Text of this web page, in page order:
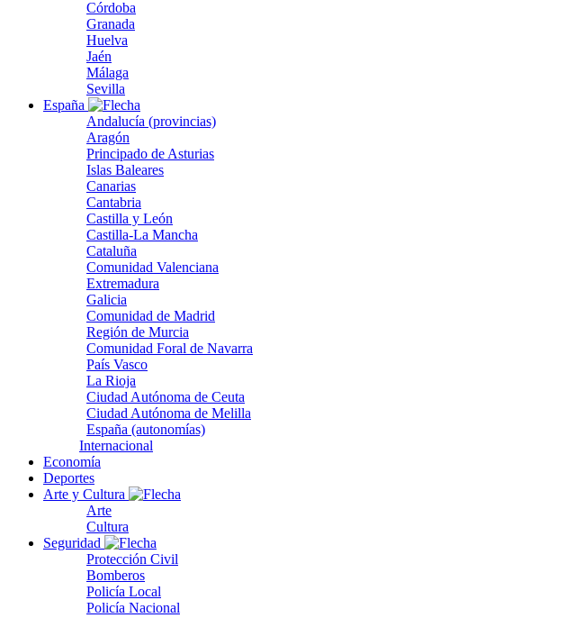
Córdoba
Granada
Huelva
Jaén
Málaga
Sevilla
España
Andalucía (provincias)
Aragón
Principado de Asturias
Islas Baleares
Canarias
Cantabria
Castilla y León
Castilla-La Mancha
Cataluña
Comunidad Valenciana
Extremadura
Galicia
Comunidad de Madrid
Región de Murcia
Comunidad Foral de Navarra
País Vasco
La Rioja
Ciudad Autónoma de Ceuta
Ciudad Autónoma de Melilla
España (autonomías)
Internacional
Economía
Deportes
Arte y Cultura
Arte
Cultura
Seguridad
Protección Civil
Bomberos
Policía Local
Policía Nacional